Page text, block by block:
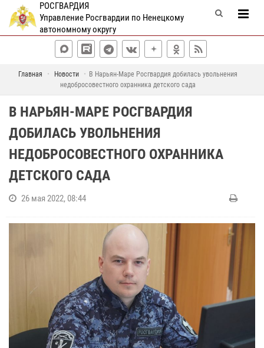
РОСГВАРДИЯ
Управление Росгвардии по Ненецкому
автономному округу
Главная Новости
В Нарьян-Маре Росгвардия добилась увольнения
недобросовестного охранника детского сада
В НАРЬЯН-МАРЕ РОСГВАРДИЯ
ДОБИЛАСЬ УВОЛЬНЕНИЯ
НЕДОБРОСОВЕСТНОГО ОХРАННИКА
ДЕТСКОГО САДА
26 мая 2022, 08:44